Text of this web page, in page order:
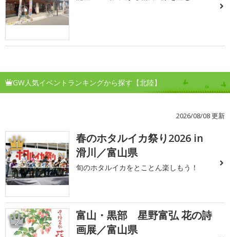
GW人気イベントランキングから探す【北陸】
2026/08/08 更新
1
春のホタルイカ祭り2026 in
滑川／富山県
旬のホタルイカをとことん楽しもう！
2
富山・黒部 星野富弘 花の詩
画展／富山県